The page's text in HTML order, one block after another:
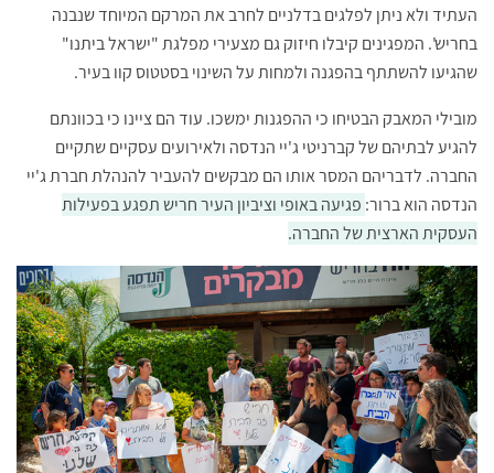
העתיד ולא ניתן לפלגים בדלניים לחרב את המרקם המיוחד שנבנה
בחריש'. המפגינים קיבלו חיזוק גם מצעירי מפלגת "ישראל ביתנו"
שהגיעו להשתתף בהפגנה ולמחות על השינוי בסטטוס קוו בעיר.
מובילי המאבק הבטיחו כי ההפגנות ימשכו. עוד הם ציינו כי בכוונתם
להגיע לבתיהם של קברניטי ג'יי הנדסה ולאירועים עסקיים שתקיים
החברה. לדבריהם המסר אותו הם מבקשים להעביר להנהלת חברת ג'יי
הנדסה הוא ברור: פגיעה באופי וציביון העיר חריש תפגע בפעילות
העסקית הארצית של החברה.